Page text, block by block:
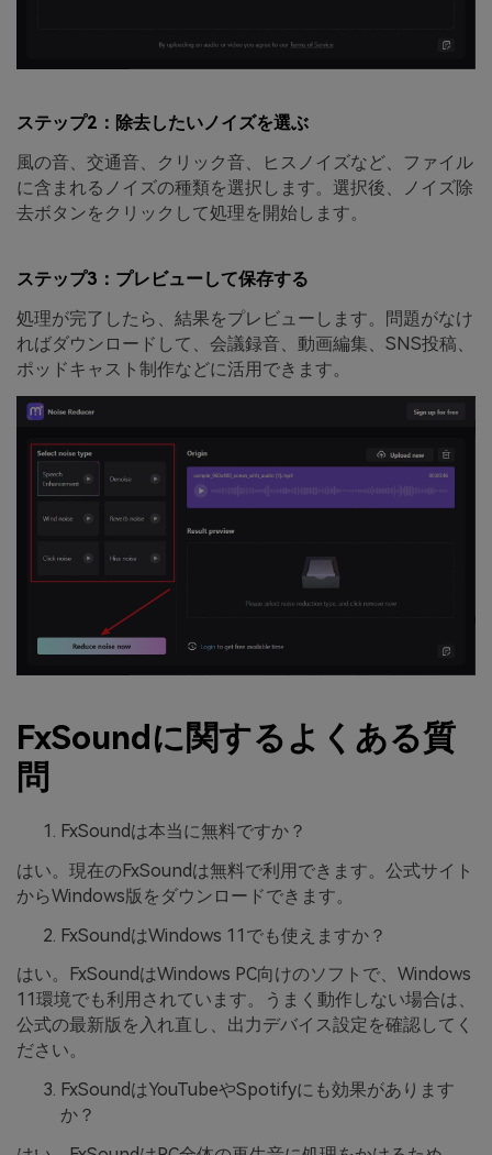
ステップ2：除去したいノイズを選ぶ
風の音、交通音、クリック音、ヒスノイズなど、ファイル
に含まれるノイズの種類を選択します。選択後、ノイズ除
去ボタンをクリックして処理を開始します。
ステップ3：プレビューして保存する
処理が完了したら、結果をプレビューします。問題がなけ
ればダウンロードして、会議録音、動画編集、SNS投稿、
ポッドキャスト制作などに活用できます。
FxSoundに関するよくある質
問
FxSoundは本当に無料ですか？
はい。現在のFxSoundは無料で利用できます。公式サイト
からWindows版をダウンロードできます。
FxSoundはWindows 11でも使えますか？
はい。FxSoundはWindows PC向けのソフトで、Windows
11環境でも利用されています。うまく動作しない場合は、
公式の最新版を入れ直し、出力デバイス設定を確認してく
ださい。
FxSoundはYouTubeやSpotifyにも効果があります
か？